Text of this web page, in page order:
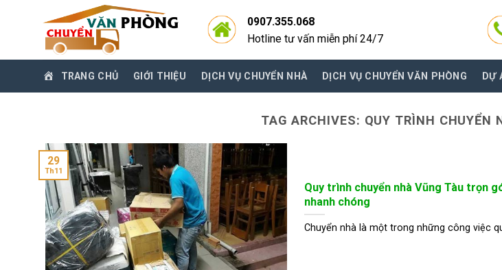
0907.355.068
Hotline tư vấn miễn phí 24/7
TRANG CHỦ GIỚI THIỆU DỊCH VỤ CHUYỂN NHÀ DỊCH VỤ CHUYỂN VĂN PHÒNG DỰ
TAG ARCHIVES: QUY TRÌNH CHUYỂN
Quy trình chuyển nhà Vũng Tàu trọn
nhanh chóng
Chuyển nhà là một trong những công việc
29
Th11